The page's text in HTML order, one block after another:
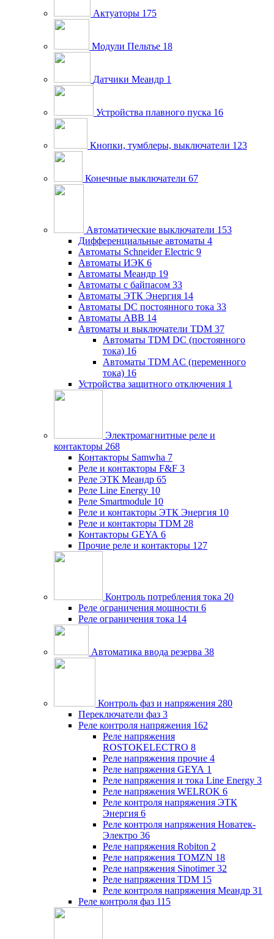
Актуаторы 175
Модули Пельтье 18
Датчики Меандр 1
Устройства плавного пуска 16
Кнопки, тумблеры, выключатели 123
Конечные выключатели 67
Автоматические выключатели 153
Дифференциальные автоматы 4
Автоматы Schneider Electric 9
Автоматы ИЭК 6
Автоматы Меандр 19
Автоматы с байпасом 33
Автоматы ЭТК Энергия 14
Автоматы DC постоянного тока 33
Автоматы ABB 14
Автоматы и выключатели TDM 37
Автоматы TDM DC (постоянного
тока) 16
Автоматы TDM AC (переменного
тока) 16
Устройства защитного отключения 1
Электромагнитные реле и
контакторы 268
Контакторы Samwha 7
Реле и контакторы F&F 3
Реле ЭТК Меандр 65
Реле Line Energy 10
Реле Smartmodule 10
Реле и контакторы ЭТК Энергия 10
Реле и контакторы TDM 28
Контакторы GEYA 6
Прочие реле и контакторы 127
Контроль потребления тока 20
Реле ограничения мощности 6
Реле ограничения тока 14
Автоматика ввода резерва 38
Контроль фаз и напряжения 280
Переключатели фаз 3
Реле контроля напряжения 162
Реле напряжения
ROSTOKELECTRO 8
Реле напряжения прочие 4
Реле напряжения GEYA 1
Реле напряжения и тока Line Energy 3
Реле напряжения WELROK 6
Реле контроля напряжения ЭТК
Энергия 6
Реле контроля напряжения Новатек-
Электро 36
Реле напряжения Robiton 2
Реле напряжения TOMZN 18
Реле напряжения Sinotimer 32
Реле напряжения TDM 15
Реле контроля напряжения Меандр 31
Реле контроля фаз 115